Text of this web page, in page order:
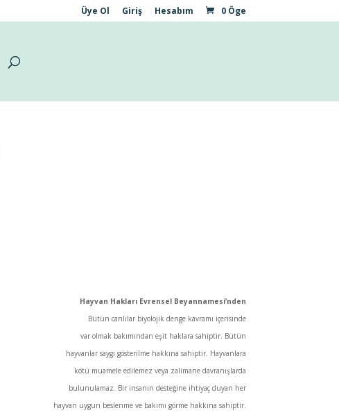
Üye Ol Giriş Hesabım 0 Öge
Hayvan Hakları Evrensel Beyannamesi’nden
Bütün canlılar biyolojik denge kavramı içerisinde
var olmak bakımından eşit haklara sahiptir. Bütün
hayvanlar saygı gösterilme hakkına sahiptir. Hayvanlara
kötü muamele edilemez veya zalimane davranışlarda
bulunulamaz. Bir insanın desteğine ihtiyaç duyan her
hayvan uygun beslenme ve bakımı görme hakkına sahiptir.